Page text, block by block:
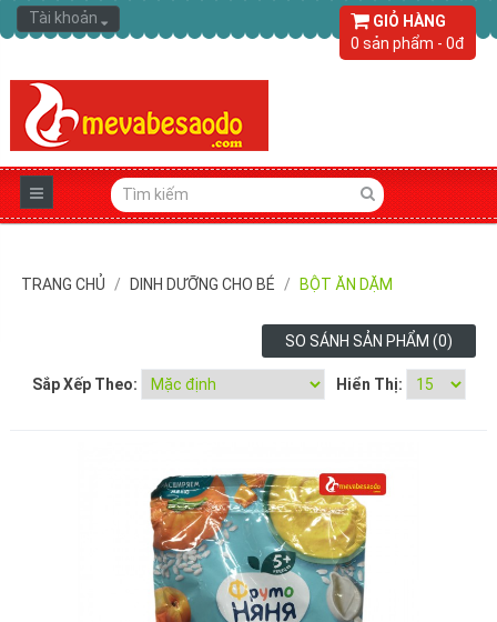
Tài khoản
GIỎ HÀNG
0 sản phẩm - 0đ
TRANG CHỦ DINH DƯỠNG CHO BÉ BỘT ĂN DẶM
SO SÁNH SẢN PHẨM (0)
Sắp Xếp Theo: Hiển Thị: